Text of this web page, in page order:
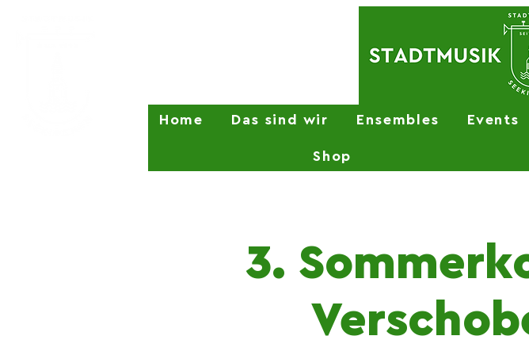
Home Das sind wir Ensembles Events
Shop
3.